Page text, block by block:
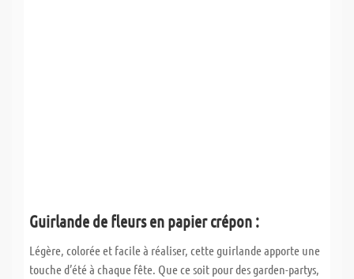
Guirlande de fleurs en papier crépon :
Légère, colorée et facile à réaliser, cette guirlande apporte une
touche d’été à chaque fête. Que ce soit pour des garden-partys,